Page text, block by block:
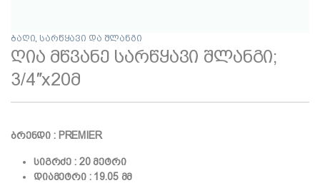
ბაღი, სარწყავი და შლანგი
ღია მწვანე სარწყავი შლანგი;
3/4″x20მ
ბრენდი : PREMIER
სიგრძე : 20 მეტრი
დიამეტრი : 19.05 მმ